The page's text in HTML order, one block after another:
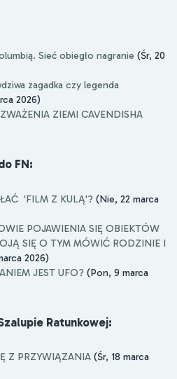
Sieć obiegło nagranie (Śr, 20
zagadka czy legenda
2026)
ZIEMI CAVENDISHA
FN:
'FILM Z KULĄ'? (Nie, 22 marca
POJAWIENIA SIĘ OBIEKTÓW
SIĘ O TYM MÓWIĆ RODZINIE I
2026)
JEST UFO? (Pon, 9 marca
Ratunkowej:
Z PRZYWIĄZANIA (Śr, 18 marca